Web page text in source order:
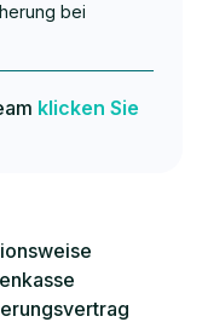
bei
klicken Sie